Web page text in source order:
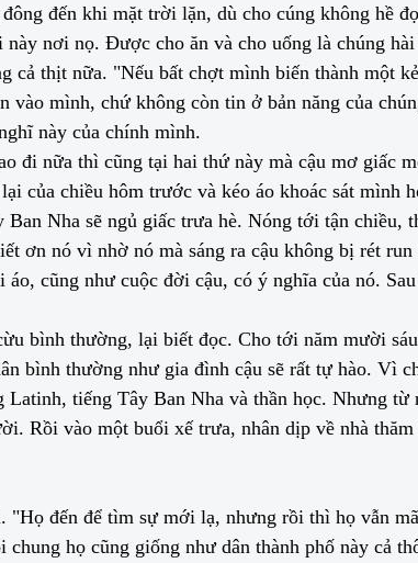
đến khi mặt trời lặn, dù cho cúng không hề
nơi nọ. Được cho ăn và cho uống là chúng
thịt nữa. "Nếu bất chợt mình biến thành một
mình, chứ không còn tin ở bản năng của
này của chính mình.
đi nữa thì cũng tại hai thứ này mà cậu mơ giấc
của chiều hôm trước và kéo áo khoác sát
Nha sẽ ngủ giấc trưa hè. Nóng tới tận chiều,
ơn nó vì nhờ nó mà sáng ra cậu không bị rét
cũng như cuộc đời cậu, có ý nghĩa của nó.
bình thường, lại biết đọc. Cho tới năm mười
bình thường như gia đình cậu sẽ rất tự hào. Vì
tiếng Tây Ban Nha và thần học. Nhưng
Rồi vào một buổi xế trưa, nhân dịp về nhà
đến để tìm sự mới lạ, nhưng rồi thì họ vẫn
họ cũng giống như dân thành phố này cả